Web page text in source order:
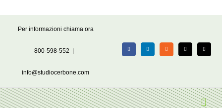
Per informazioni chiama ora
800-598-552
info@studiocerbone.com
FacebookLinkedIn Rss X Email